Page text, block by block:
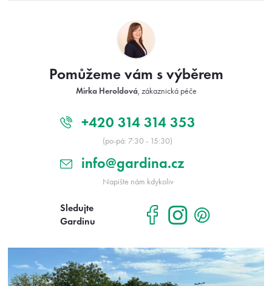
Pomůžeme vám s výběrem
Mirka Heroldová, zákaznická péče
+420 314 314 353
(po-pá: 7:30 - 15:30)
info@gardina.cz
Napište nám kdykoliv
Sledujte
Gardinu